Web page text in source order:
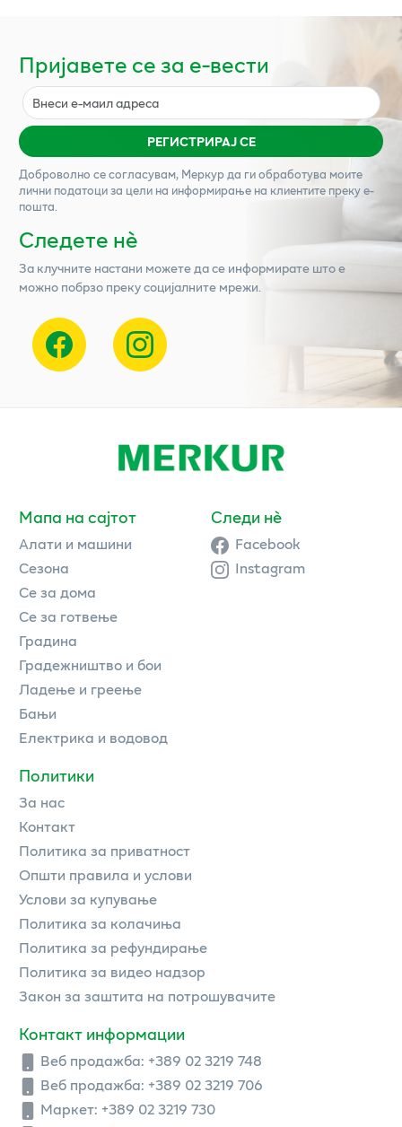
Пријавете се за е-вести
РЕГИСТРИРАЈ СЕ
Доброволно се согласувам, Меркурда ги обработува моите
лични податоци за цели на информирање на клиентите преку е-
пошта.
Следете нѐ
За клучните настани можете да се информирате што е
можно побрзо преку социјалните мрежи.
Мапа на сајтот
Алати и машини
Сезона
Се за дома
Се за готвење
Градина
Градежништво и бои
Ладење и греење
Бањи
Електрика и водовод
Политики
За нас
Контакт
Политика за приватност
Општи правила и услови
Услови за купување
Политика за колачиња
Политика за рефундирање
Политика за видео надзор
Закон за заштита на потрошувачите
Контакт информации
Веб продажба: +389 02 3219 748
Веб продажба: +389 02 3219 706
Маркет: +389 02 3219 730
Следи нè
Facebook
Instagram